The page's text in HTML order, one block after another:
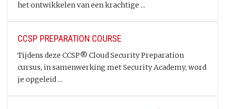
het ontwikkelen van een krachtige ...
CCSP PREPARATION COURSE
Tijdens deze CCSP® Cloud Security Preparation
cursus, in samenwerking met Security Academy, word
je opgeleid ...